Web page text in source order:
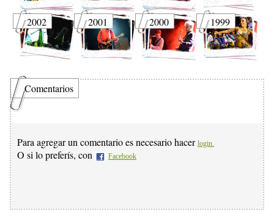
2002 2001 2000 1999
Comentarios
Para agregar un comentario es necesario hacer login.
O si lo preferís, con Facebook